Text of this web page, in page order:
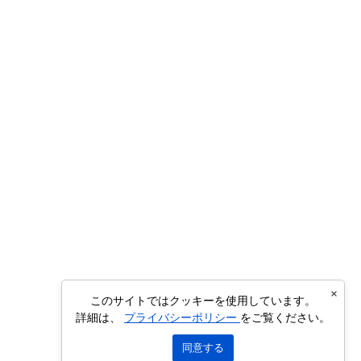
このサイトではクッキーを使用しています。
詳細は、 プライバシーポリシー をご覧ください。
同意する
×